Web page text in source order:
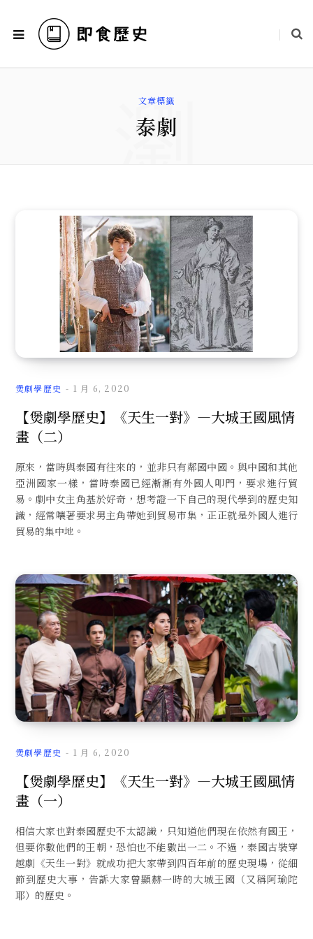
文章標籤
泰劇
瀏
覽
文
章
煲劇學歷史 1 月 6, 2020
【煲劇學歷史】《天生一對》—大城王國風情
畫（二）
原來，當時與泰國有往來的，並非只有鄰國中國。與中國和其他
亞洲國家一樣，當時泰國已經漸漸有外國人叩門，要求進行貿
易。劇中女主角基於好奇，想考證一下自己的現代學到的歷史知
識，經常嚷著要求男主角帶她到貿易市集，正正就是外國人進行
貿易的集中地。
煲劇學歷史 1 月 6, 2020
【煲劇學歷史】《天生一對》—大城王國風情
畫（一）
相信大家也對泰國歷史不太認識，只知道他們現在依然有國王，
但要你數他們的王朝，恐怕也不能數出一二。不過，泰國古裝穿
越劇《天生一對》就成功把大家帶到四百年前的歷史現場，從細
節到歷史大事，告訴大家曾顯赫一時的大城王國（又稱阿瑜陀
耶）的歷史。